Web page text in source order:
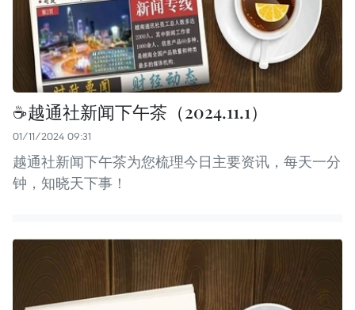
☕️越通社新闻下午茶（2024.11.1）
01/11/2024 09:31
越通社新闻下午茶为您梳理今日主要资讯，每天一分
钟，知晓天下事！